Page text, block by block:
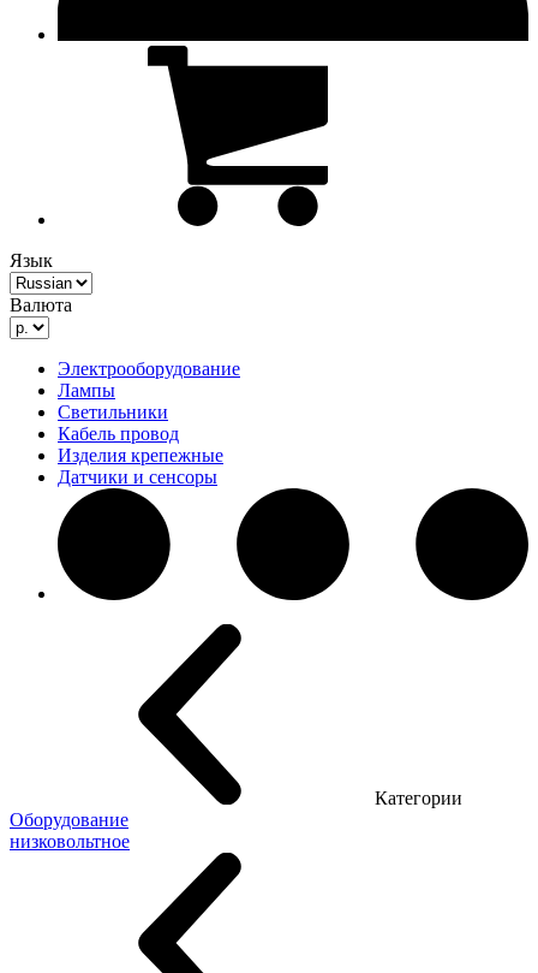
Язык
Валюта
Электрооборудование
Лампы
Светильники
Кабель провод
Изделия крепежные
Датчики и сенсоры
Категории
Оборудование
низковольтное